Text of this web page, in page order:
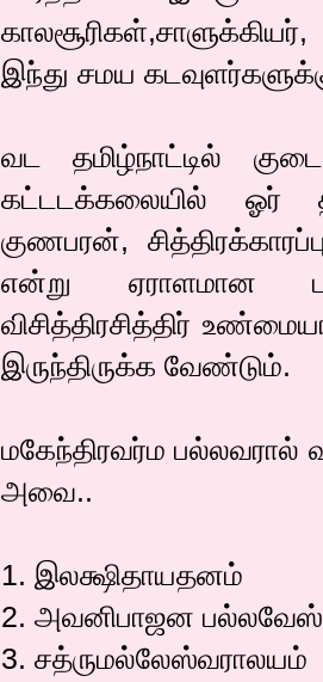
இந்து சமய
வட தமிழ்நாட்டில்
கட்டடக்கலையில் ஓர்
குணபரன்,
என்று ஏராளமான
விசித்திரசித்திர்
இருந்திருக்க வேண்டும்.
மகேந்திரவர்ம பல்லவரால்
அவை..
1. இலக்ஷிதாயதனம்
2. அவனிபாஜன
3. சத்ருமல்லேஸ்வராலயம்